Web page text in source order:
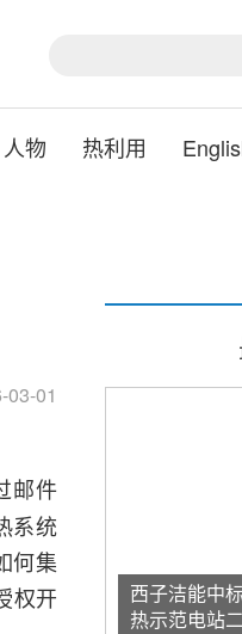
人物 热利用
01
邮件
系统
何集
权开
西子洁能中
热示范电站